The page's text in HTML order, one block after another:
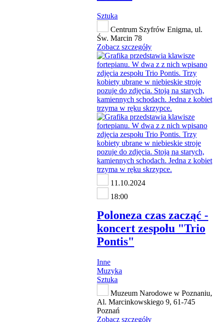
Sztuka
Centrum Szyfrów Enigma, ul.
Św. Marcin 78
Zobacz szczegóły
11.10.2024
18:00
Poloneza czas zacząć -
koncert zespołu "Trio
Pontis"
Inne
Muzyka
Sztuka
Muzeum Narodowe w Poznaniu,
Al. Marcinkowskiego 9, 61-745
Poznań
Zobacz szczegóły